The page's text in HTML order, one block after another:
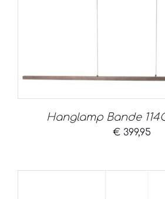
Hanglamp Bande
€399,95